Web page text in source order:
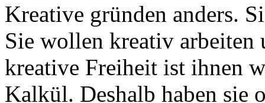
Kreative gründen anders.
Sie wollen kreativ arbeiten
kreative Freiheit ist ihnen
Kalkül. Deshalb haben sie